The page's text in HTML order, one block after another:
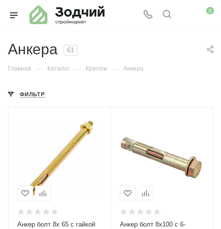
0
Анкера 61
Главная — Каталог — Крепеж — Анкера
ФИЛЬТР
Анкер болт 8х 65 с гайкой
Анкер болт 8х100 с 6-